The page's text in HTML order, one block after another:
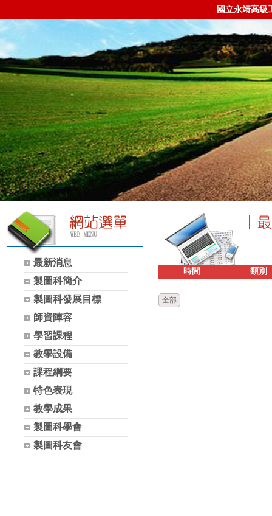
國立永靖高級
最新消息
製圖科簡介
製圖科發展目標
師資陣容
學習課程
教學設備
課程綱要
特色表現
教學成果
製圖科學會
製圖科友會
時間 類別
全部